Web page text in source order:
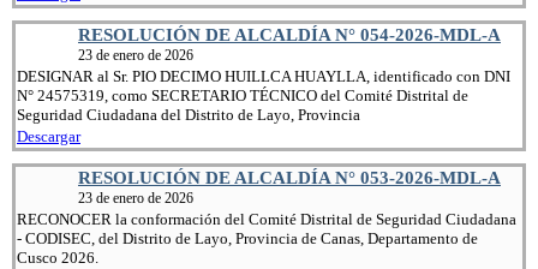
RESOLUCIÓN DE ALCALDÍA N° 054-2026-MDL-A
23 de enero de 2026
DESIGNAR al Sr. PIO DECIMO HUILLCA HUAYLLA, identificado con DNI
N° 24575319, como SECRETARIO TÉCNICO del Comité Distrital de
Seguridad Ciudadana del Distrito de Layo, Provincia
Descargar
RESOLUCIÓN DE ALCALDÍA N° 053-2026-MDL-A
23 de enero de 2026
RECONOCER la conformación del Comité Distrital de Seguridad Ciudadana
- CODISEC, del Distrito de Layo, Provincia de Canas, Departamento de
Cusco 2026.